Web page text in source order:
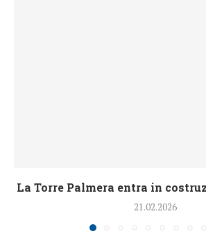
La Torre Palmera entra in
21.02.2026